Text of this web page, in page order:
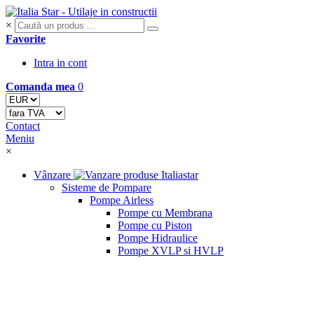
×
Favorite
Intra in cont
Comanda mea 0
Contact
Meniu
×
Vânzare
Sisteme de Pompare
Pompe Airless
Pompe cu Membrana
Pompe cu Piston
Pompe Hidraulice
Pompe XVLP si HVLP